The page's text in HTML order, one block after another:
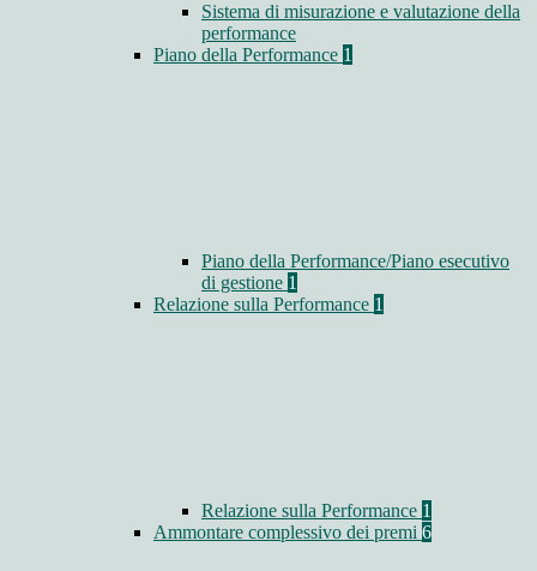
Sistema di misurazione e valutazione della
performance
Piano della Performance 1
Piano della Performance/Piano esecutivo
di gestione 1
Relazione sulla Performance 1
Relazione sulla Performance 1
Ammontare complessivo dei premi 6